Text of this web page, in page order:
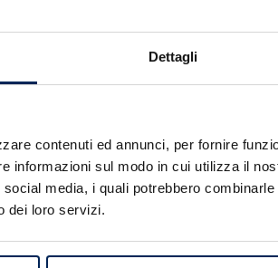
Dettagli
contenuti ed annunci, per fornire
informazioni sul modo in cui utilizza il
media, i quali potrebbero
dei loro servizi.
turbo plus 100cv s&s
CitroenC3
1.2 puretech
Errore
Caricamento veicoli non riuscito